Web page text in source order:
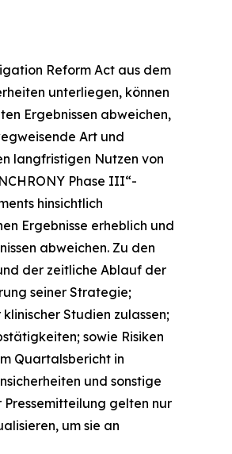
Reform Act aus dem
unterliegen, können
Ergebnissen abweichen,
Art und
langfristigen Nutzen von
Phase III“-
hinsichtlich
Ergebnisse erheblich und
abweichen. Zu den
der zeitliche Ablauf der
seiner Strategie;
Studien zulassen;
sowie Risiken
Quartalsbericht in
und sonstige
gelten nur
um sie an